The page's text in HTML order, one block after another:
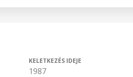
KELETKEZÉS IDEJE
1987